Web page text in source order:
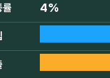
률 4%